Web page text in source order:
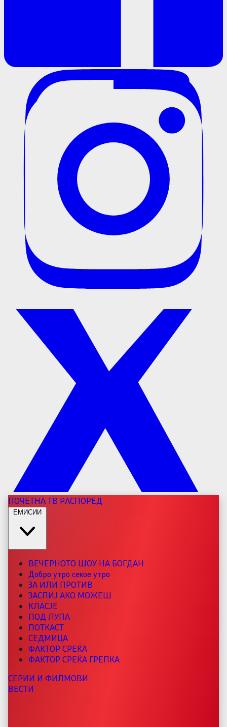
ПОЧЕТНАТВ РАСПОРЕД
ЕМИСИИ
ВЕЧЕРНОТО ШОУ НА БОГДАН
Добро утро секое утро
ЗА ИЛИ ПРОТИВ
ЗАСПИЈ АКО МОЖЕШ
КЛАСЈЕ
ПОД ЛУПА
ПОТКАСТ
СЕДМИЦА
ФАКТОР СРЕЌА
ФАКТОР СРЕЌА ГРЕПКА
СЕРИИ И ФИЛМОВИ
ВЕСТИ